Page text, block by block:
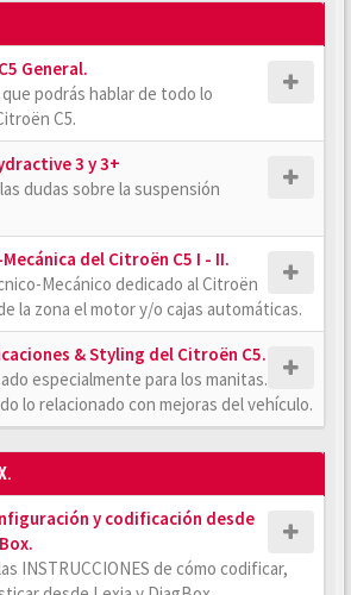
General.
podrás hablar de todo lo
C5.
3 y 3+
dudas sobre la suspensión
del Citroën C5 I - II.
Mecánico dedicado al Citroën
la zona el motor y/o cajas automáticas.
& Styling del Citroën C5.
especialmente para los manitas.
lo relacionado con mejoras del vehículo.
y codificación desde
INSTRUCCIONES de cómo codificar,